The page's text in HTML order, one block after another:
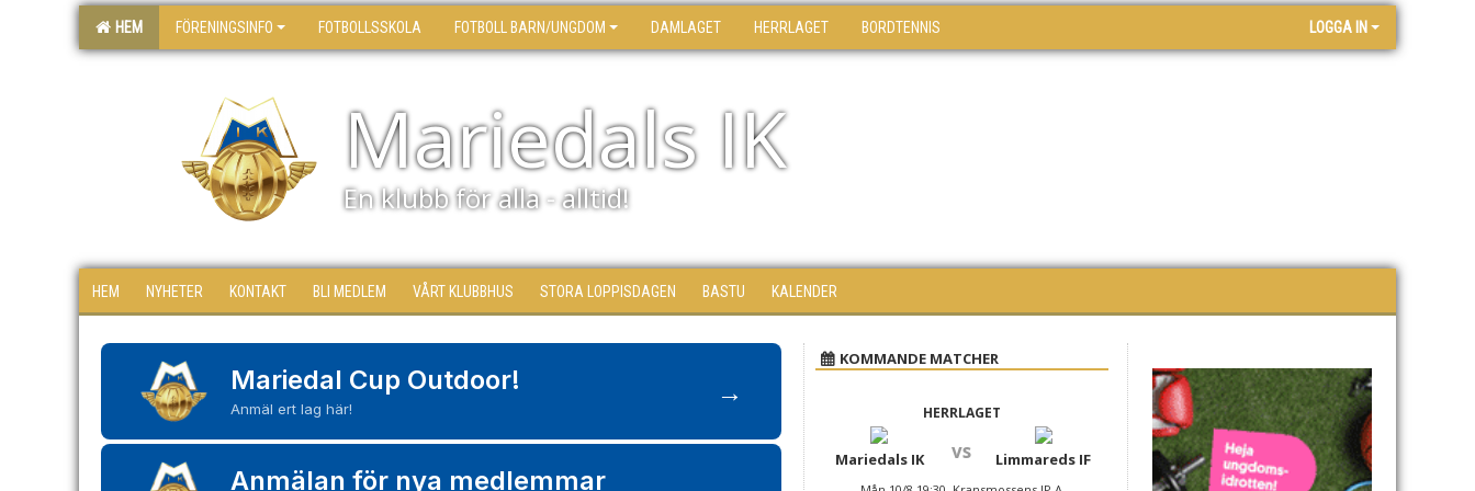
HEM FÖRENINGSINFO FOTBOLLSSKOLA FOTBOLL BARN/UNGDOM DAMLAGET HERRLAGET BORDTENNIS LOGGA IN
Mariedals IK
En klubb för alla - alltid!
HEM NYHETER KONTAKT BLI MEDLEM VÅRT KLUBBHUS STORA LOPPISDAGEN BASTU KALENDER
Mariedal Cup Outdoor!
Anmäl ert lag här! →
Anmälan för nya medlemmar
KOMMANDE MATCHER
HERRLAGET
Mariedals IK vs Limmareds IF